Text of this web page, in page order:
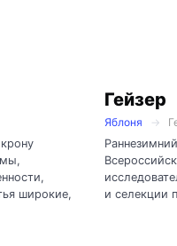
широкие,
Гейзер
Яблоня
и селекции